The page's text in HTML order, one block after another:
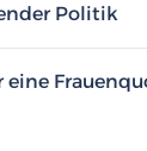
Politik
eine